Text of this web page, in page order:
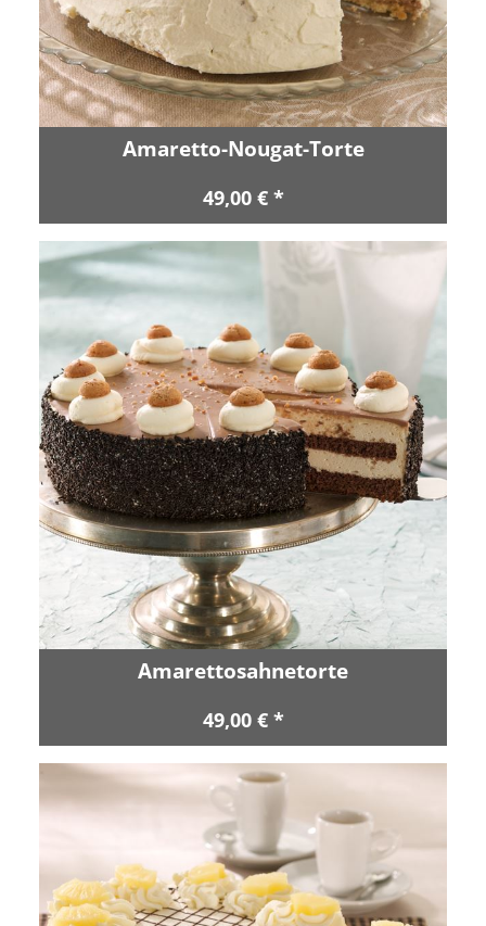
Amaretto-Nougat-Torte
49,00 € *
Amarettosahnetorte
49,00 € *